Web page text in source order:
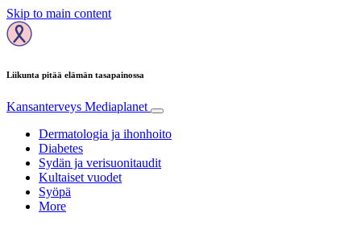
Skip to main content
Liikunta pitää elämän tasapainossa
Kansanterveys Mediaplanet
Dermatologia ja ihonhoito
Diabetes
Sydän ja verisuonitaudit
Kultaiset vuodet
Syöpä
More